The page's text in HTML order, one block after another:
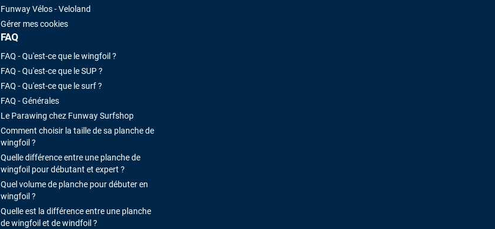
Funway Vélos - Veloland
Gérer mes cookies
FAQ
FAQ - Qu'est-ce que le wingfoil ?
FAQ - Qu'est-ce que le SUP ?
FAQ - Qu'est-ce que le surf ?
FAQ - Générales
Le Parawing chez Funway Surfshop
Comment choisir la taille de sa planche de
wingfoil ?
Quelle différence entre une planche de
wingfoil pour débutant et expert ?
Quel volume de planche pour débuter en
wingfoil ?
Quelle est la différence entre une planche
de wingfoil et de windfoil ?